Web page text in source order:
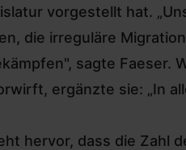
vorgestellt hat.
die irreguläre
sagte Faeser.
ergänzte sie: „In
hervor, dass die Zahl